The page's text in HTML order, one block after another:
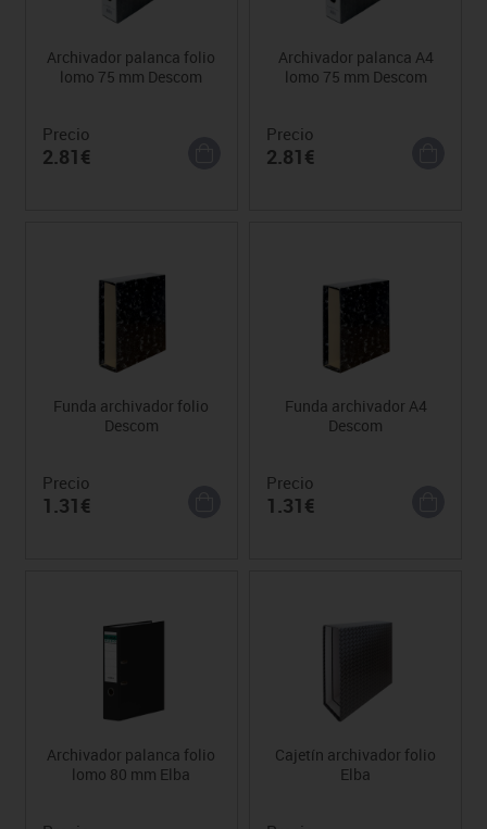
Archivador palanca folio
lomo 75 mm Descom
Precio
2.81€
Archivador palanca A4
lomo 75 mm Descom
Precio
2.81€
Funda archivador folio
Descom
Precio
1.31€
Funda archivador A4
Descom
Precio
1.31€
Archivador palanca folio
lomo 80 mm Elba
Cajetín archivador folio
Elba